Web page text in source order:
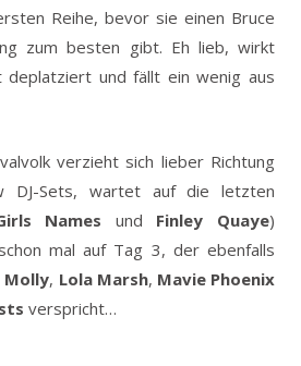
Reihe, bevor sie einen Bruce
zum besten gibt. Eh lieb, wirkt
deplatziert und fällt ein wenig aus
verzieht sich lieber Richtung
DJ-Sets, wartet auf die letzten
Names und Finley Quaye)
mal auf Tag 3, der ebenfalls
Molly, Lola Marsh, Mavie Phoenix
verspricht…